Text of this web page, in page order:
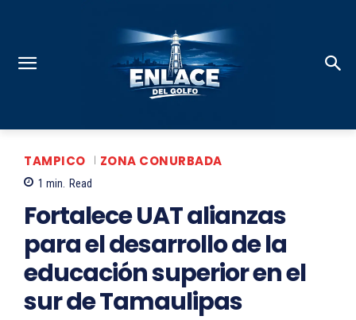
TAMPICO ZONA CONURBADA
1 min. Read
Fortalece UAT alianzas
para el desarrollo de la
educación superior en el
sur de Tamaulipas